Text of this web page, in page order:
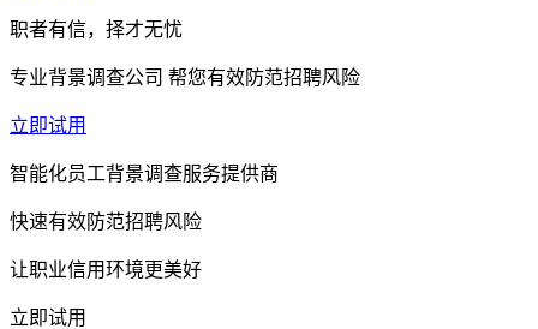
职者有信，择才无忧
专业背景调查公司 帮您有效防范招聘风险
立即试用
智能化员工背景调查服务提供商
快速有效防范招聘风险
让职业信用环境更美好
立即试用